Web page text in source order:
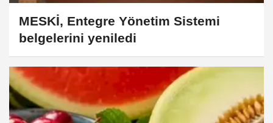
MESKİ, Entegre Yönetim Sistemi
belgelerini yeniledi